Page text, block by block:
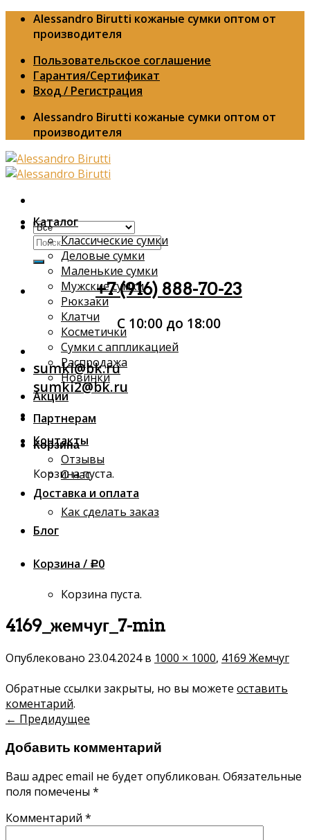
Skip Alessandro Birutti кожаные сумки оптом от
производителя
Пользовательское соглашение
Гарантия/Сертификат
Вход / Регистрация
Alessandro Birutti кожаные сумки оптом от
производителя
Искать:
+7 (916) 888-70-23
С 10:00 до 18:00
sumki@bk.ru
sumki2@bk.ru
Корзина
Корзина пуста.
Каталог
Классические сумки
Деловые сумки
Маленькие сумки
Мужские сумки
Рюкзаки
Клатчи
Косметички
Сумки с аппликацией
Распродажа
Новинки
Акции
Партнерам
Контакты
Отзывы
О нас
Доставка и оплата
Как сделать заказ
Блог
Корзина / Р0
Корзина пуста.
4169_жемчуг_7-min
Опублековано 23.04.2024в 1000 × 1000, 4169 Жемчуг
Обратные ссылки закрыты, но вы можете оставить
коментарий.
← Предидущее
Добавить комментарий
Ваш адрес email не будет опубликован. Обязательные
поля помечены *
Комментарий *